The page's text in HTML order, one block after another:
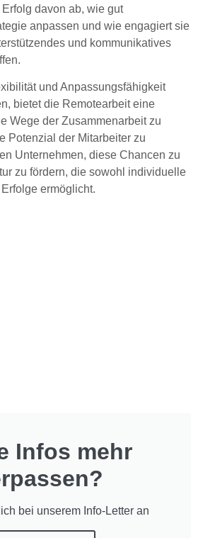
davon ab, wie gut
anpassen und wie engagiert sie
und kommunikatives
und Anpassungsfähigkeit
bietet die Remotearbeit eine
Wege der Zusammenarbeit zu
Potenzial der Mitarbeiter zu
Unternehmen, diese Chancen zu
zu fördern, die sowohl individuelle
ermöglicht.
Infos mehr
bei unserem Info-Letter an